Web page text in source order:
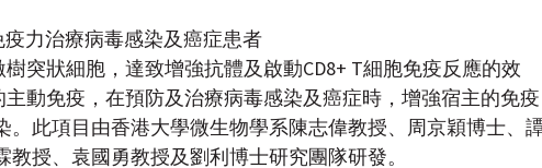
力治療病毒感染及癌症患者
突狀細胞，達致增強抗體及啟動CD8+ T細胞免疫反應的效
動免疫，在預防及治療病毒感染及癌症時，增強宿主的免疫
。此項目由香港大學微生物學系陳志偉教授、周京穎博士、
授、袁國勇教授及劉利博士研究團隊研發。